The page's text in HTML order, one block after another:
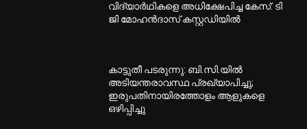
വിദ്യാര്‍ഥികളെ അധിക്ഷേപിച്ച കേസ്: ടി
ജി മോഹന്‍ദാസ് കസ്റ്റഡിയില്‍
കാട്ടുതീ പടരുന്നു: ബി.സി.യില്‍
അടിയന്തരാവസ്ഥ പ്രഖ്യാപിച്ചു;
ഇരുപതിനായിരത്തോളം ആളുകളെ
ഒഴിപ്പിച്ചു